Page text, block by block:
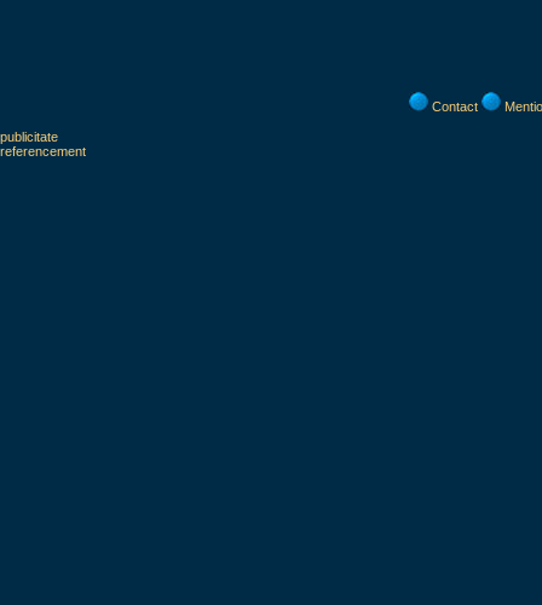
Contact
publicitate
referencement